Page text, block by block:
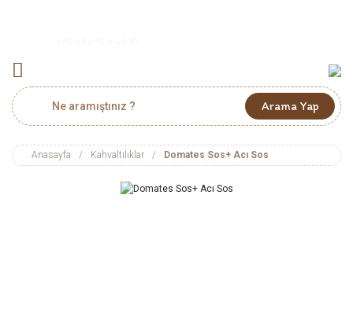
Arama Yap
Anasayfa Kahvaltılıklar Domates Sos+ Acı Sos